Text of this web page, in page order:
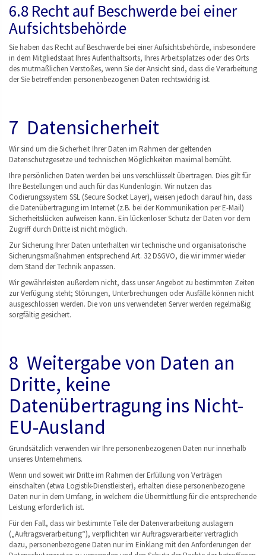
6.8 Recht auf Beschwerde bei einer
Aufsichtsbehörde
Sie haben das Recht auf Beschwerde bei einer Aufsichtsbehörde, insbesondere
in dem Mitgliedstaat Ihres Aufenthaltsorts, Ihres Arbeitsplatzes oder des Orts
des mutmaßlichen Verstoßes, wenn Sie der Ansicht sind, dass die Verarbeitung
der Sie betreffenden personenbezogenen Daten rechtswidrig ist.
7 Datensicherheit
Wir sind um die Sicherheit Ihrer Daten im Rahmen der geltenden
Datenschutzgesetze und technischen Möglichkeiten maximal bemüht.
Ihre persönlichen Daten werden bei uns verschlüsselt übertragen. Dies gilt für
Ihre Bestellungen und auch für das Kundenlogin. Wir nutzen das
Codierungssystem SSL (Secure Socket Layer), weisen jedoch darauf hin, dass
die Datenübertragung im Internet (z.B. bei der Kommunikation per E-Mail)
Sicherheitslücken aufweisen kann. Ein lückenloser Schutz der Daten vor dem
Zugriff durch Dritte ist nicht möglich.
Zur Sicherung Ihrer Daten unterhalten wir technische und organisatorische
Sicherungsmaßnahmen entsprechend Art. 32 DSGVO, die wir immer wieder
dem Stand der Technik anpassen.
Wir gewährleisten außerdem nicht, dass unser Angebot zu bestimmten Zeiten
zur Verfügung steht; Störungen, Unterbrechungen oder Ausfälle können nicht
ausgeschlossen werden. Die von uns verwendeten Server werden regelmäßig
sorgfältig gesichert.
8 Weitergabe von Daten an
Dritte, keine
Datenübertragung ins Nicht-
EU-Ausland
Grundsätzlich verwenden wir Ihre personenbezogenen Daten nur innerhalb
unseres Unternehmens.
Wenn und soweit wir Dritte im Rahmen der Erfüllung von Verträgen
einschalten (etwa Logistik-Dienstleister), erhalten diese personenbezogene
Daten nur in dem Umfang, in welchem die Übermittlung für die entsprechende
Leistung erforderlich ist.
Für den Fall, dass wir bestimmte Teile der Datenverarbeitung auslagern
(„Auftragsverarbeitung“), verpflichten wir Auftragsverarbeiter vertraglich
dazu, personenbezogene Daten nur im Einklang mit den Anforderungen der